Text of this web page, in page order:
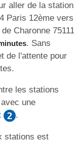
aller de la station
Paris 12ème vers
Charonne 75111
. Sans
de l'attente pour
les stations
une
.
stations est